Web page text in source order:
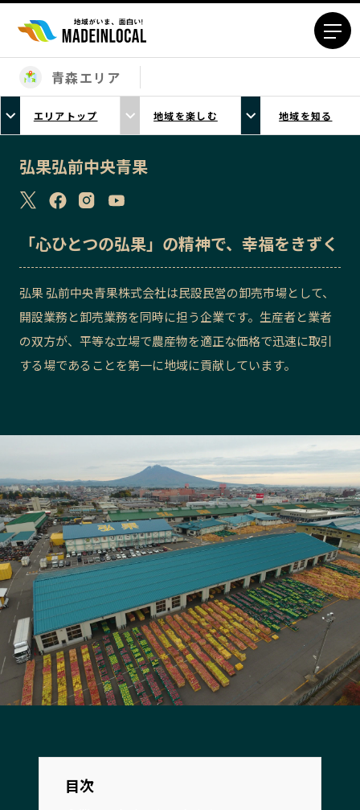
エリアから探す
北海道エリア
青森エリア
岩手エリア
福島エリア
埼玉エリア
千葉エリア
福井エリア
山梨エリア
大阪市エリア
北摂エリア
堺・泉州エリア
河内エリア
兵庫エリア
奈良エリア
和歌山エリア
鳥取エリア
島根エリア
岡山エリア
広島エリア
山口エリア
徳島エリア
香川エリア
愛媛エリア
高知エリア
福岡エリア
佐賀エリア
長崎エリア
熊本エリア
大分エリア
沖縄エリア
青森エリア
エリアトップ 地域を楽しむ 地域を知る
弘果弘前中央青果
「心ひとつの弘果」の精神で、幸福をきずく
弘果 弘前中央青果株式会社は民設民営の卸売市場として、
開設業務と卸売業務を同時に担う企業です。生産者と業者
の双方が、平等な立場で農産物を適正な価格で迅速に取引
する場であることを第一に地域に貢献しています。
目次